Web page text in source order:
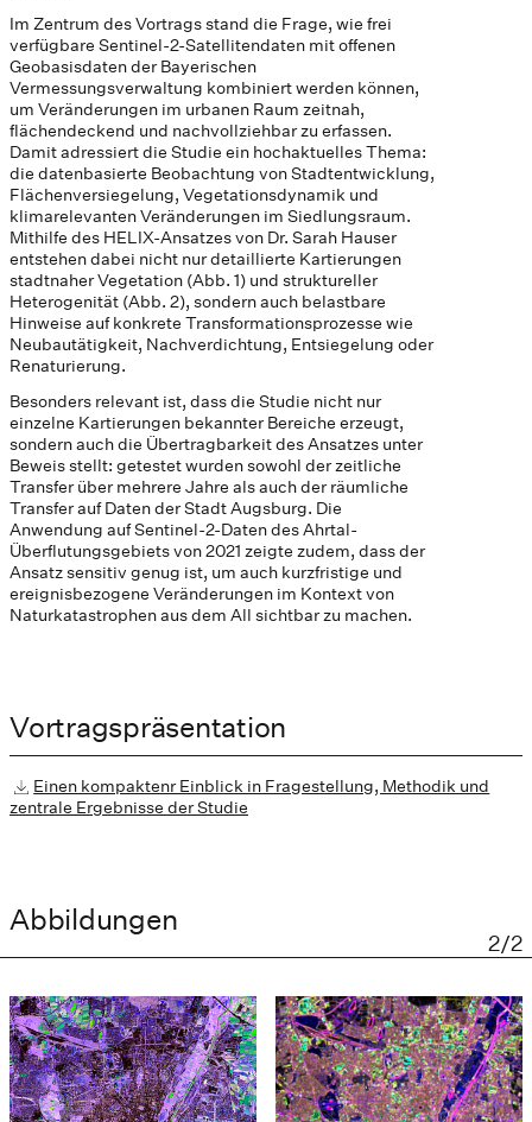
Im Zentrum des Vortrags stand die Frage, wie frei
verfügbare Sentinel-2-Satellitendaten mit offenen
Geobasisdaten der Bayerischen
Vermessungsverwaltung kombiniert werden können,
um Veränderungen im urbanen Raum zeitnah,
flächendeckend und nachvollziehbar zu erfassen.
Damit adressiert die Studie ein hochaktuelles Thema:
die datenbasierte Beobachtung von Stadtentwicklung,
Flächenversiegelung, Vegetationsdynamik und
klimarelevanten Veränderungen im Siedlungsraum.
Mithilfe des HELIX-Ansatzes von Dr. Sarah Hauser
entstehen dabei nicht nur detaillierte Kartierungen
stadtnaher Vegetation (Abb. 1) und struktureller
Heterogenität (Abb. 2), sondern auch belastbare
Hinweise auf konkrete Transformationsprozesse wie
Neubautätigkeit, Nachverdichtung, Entsiegelung oder
Renaturierung.
Besonders relevant ist, dass die Studie nicht nur
einzelne Kartierungen bekannter Bereiche erzeugt,
sondern auch die Übertragbarkeit des Ansatzes unter
Beweis stellt: getestet wurden sowohl der zeitliche
Transfer über mehrere Jahre als auch der räumliche
Transfer auf Daten der Stadt Augsburg. Die
Anwendung auf Sentinel-2-Daten des Ahrtal-
Überflutungsgebiets von 2021 zeigte zudem, dass der
Ansatz sensitiv genug ist, um auch kurzfristige und
ereignisbezogene Veränderungen im Kontext von
Naturkatastrophen aus dem All sichtbar zu machen.
Vortragspräsentation
Einen kompaktenr Einblick in Fragestellung, Methodik und
zentrale Ergebnisse der Studie
Abbildungen
2/2